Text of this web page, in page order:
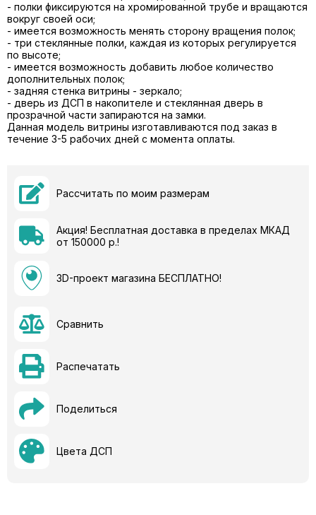
- полки фиксируются на хромированной трубе и вращаются
вокруг своей оси;
- имеется возможность менять сторону вращения полок;
- три стеклянные полки, каждая из которых регулируется
по высоте;
- имеется возможность добавить любое количество
дополнительных полок;
- задняя стенка витрины - зеркало;
- дверь из ДСП в накопителе и стеклянная дверь в
прозрачной части запираются на замки.
Данная модель витрины изготавливаются под заказ в
течение 3-5 рабочих дней с момента оплаты.
Рассчитать по моим размерам
Акция! Бесплатная доставка в пределах МКАД
от 150000 р.!
3D-проект магазина БЕСПЛАТНО!
Сравнить
Распечатать
Поделиться
Цвета ДСП